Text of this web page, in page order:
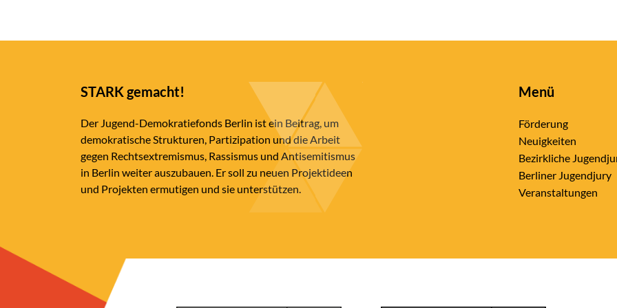
STARK gemacht!
Der Jugend-Demokratiefonds Berlin ist ein Beitrag, um
demokratische Strukturen, Partizipation und die Arbeit
gegen Rechtsextremismus, Rassismus und Antisemitismus
in Berlin weiter auszubauen. Er soll zu neuen Projektideen
und Projekten ermutigen und sie unterstützen.
Menü
Förderung
Neuigkeiten
Bezirkliche
Berliner Jugendjury
Veranstaltungen